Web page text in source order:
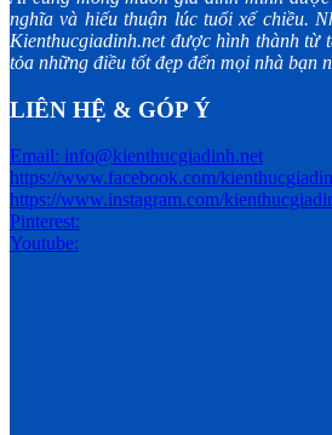
nghĩa và hiếu thuận lúc tuổi xế chiều.
Kienthucgiadinh.net được hình thành từ
tỏa những điều tốt đẹp đến mọi nhà bạn
LIÊN HỆ & GÓP Ý
Email: info@kienthucgiadinh.net
https://www.facebook.com/
https://www.instagram.com/
Pinterest:
Youtube: